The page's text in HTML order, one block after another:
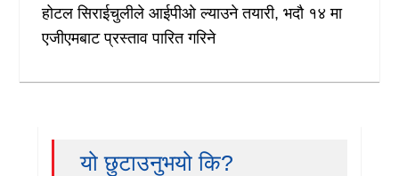
होटल सिराईचुलीले आईपीओ ल्याउने तयारी, भदौ १४ मा
एजीएमबाट प्रस्ताव पारित गरिने
यो छुटाउनुभयो कि?